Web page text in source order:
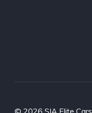
© 2026 SIA Elite Cars